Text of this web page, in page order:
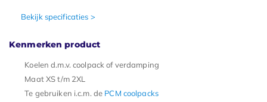
Bekijk specificaties >
Kenmerken product
Koelen d.m.v. coolpack of verdamping
Maat XS t/m 2XL
Te gebruiken i.c.m. de PCM coolpacks